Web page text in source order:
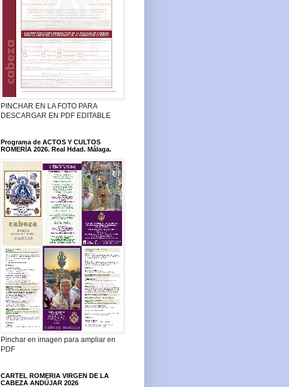
PINCHAR EN LA FOTO PARA
DESCARGAR EN PDF EDITABLE
Programa de ACTOS Y CULTOS
ROMERÍA 2026. Real Hdad. Málaga.
Pinchar en imagen para ampliar en
PDF
CARTEL ROMERIA VIRGEN DE LA
CABEZA ANDÚJAR 2026